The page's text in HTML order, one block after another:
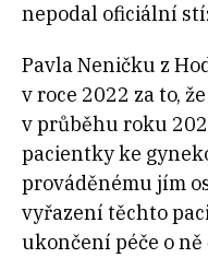
nepodal oficiální
Pavla Neničku z
v roce 2022 za to,
v průběhu roku
pacientky ke
prováděnému jím
vyřazení těchto
ukončení péče o ně